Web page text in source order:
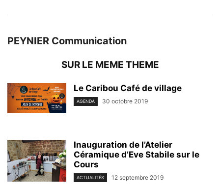
PEYNIER Communication
SUR LE MEME THEME
Le Caribou Café de village
AGENDA 30 octobre 2019
Inauguration de l’Atelier
Céramique d’Eve Stabile sur le
Cours
ACTUALITÉS 12 septembre 2019